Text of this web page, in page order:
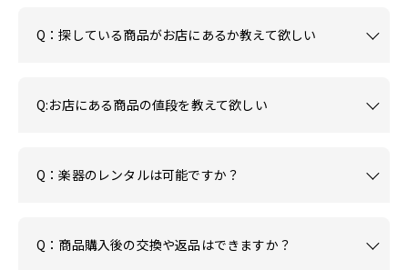
Q：探している商品がお店にあるか教えて欲しい
Q:お店にある商品の値段を教えて欲しい
Q：楽器のレンタルは可能ですか？
Q：商品購入後の交換や返品はできますか？